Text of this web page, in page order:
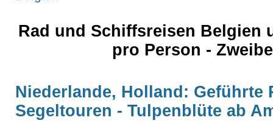
Rad und Schiffsreisen Belgien
pro Person -
Niederlande, Holland: Geführte
Segeltouren - Tulpenblüte ab